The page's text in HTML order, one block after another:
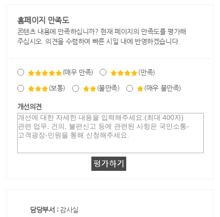
홈페이지 만족도
콘텐츠 내용에 만족하십니까? 현재 페이지의 만족도를 평가해
주십시오. 의견을 수렴하여 빠른 시일 내에 반영하겠습니다.
(매우 만족) (만족)
(보통) (불만족) (매우 불만족)
개선의견
담당부서 : 감사실